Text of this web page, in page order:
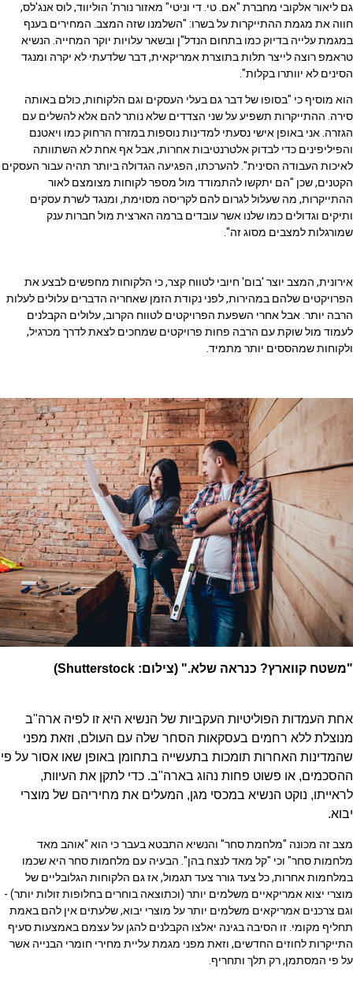
גם ליאור אלקובי מחברת "אם. טי. די וניטי" מאזור נורת' הוליווד, לוס אנג'לס,
חווה את מגמת ההתייקרות על בשרו: "השלמנו שזה המצב. המחירים בענף
במגמת עלייה בדיוק כמו בתחום הנדל"ן ובשאר עלויות יוקר המחייה. הנשיא
טראמפ רוצה לייצר תלות בתוצרת אמריקאית, דבר שלדעתי לא יקרה ומנגד
הסינים לא יוותרו בקלות".
הוא מוסיף כי "בסופו של דבר גם בעלי העסקים וגם הלקוחות, כולם באותה
סירה. ההתייקרות תשפיע על שני הצדדים שלא נותר להם אלא להשלים עם
הגזרה. אני באופן אישי נסעתי למדינות נוספות במזרח הרחוק כמו ויאטנם
והפיליפינים כדי לבדוק אלטרנטיבות אחרות, אבל אף אחת לא השתוותה
לאיכות העבודה הסינית". להערכתו, הפגיעה הגדולה ביותר תהיה עבור העסקים
הקטנים, שכן "הם יתקשו להתמודד מול מספר לקוחות מצומצם לאור
ההתייקרות, מה שעלול לגרום להם לקריסה מסוימת, ומנגד לשרת עסקים
ותיקים וגדולים כמו שלנו אשר עובדים ברמה הארצית מול חברות ענק
שמורגלות למצבים מסוג זה".
אירונית, המצב יוצר 'בום' חיובי לטווח קצר, כי הלקוחות מחפשים לבצע את
הפרויקטים שלהם במהירות, לפני נקודת הזמן שאחריה הדברים עלולים לעלות
הרבה יותר. אבל אחרי השפעת הפרויקטים לטווח הקרוב, עלולים הקבלנים
לעמוד מול שוקת עם הרבה פחות פרויקטים שמחכים לצאת לדרך מכרגיל,
ולקוחות שמהססים יותר מתמיד.
"משטח קווארץ? כנראה שלא." (צילום: Shutterstock)
אחת העמדות הפוליטיות העקביות של הנשיא היא זו לפיה ארה"ב
מנוצלת ללא רחמים בעסקאות הסחר שלה עם העולם, וזאת מפני
שהמדינות האחרות תומכות בתעשייה בתחומן באופן שאו אסור על פי
ההסכמים, או פשוט פחות נהוג בארה"ב. כדי לתקן את העיוות,
לראייתו, נוקט הנשיא במכסי מגן, המעלים את מחיריהם של מוצרי
יבוא.
מצב זה מכונה "מלחמת סחר" והנשיא התבטא בעבר כי הוא "אוהב מאד
מלחמות סחר" וכי "קל מאד לנצח בהן". הבעיה עם מלחמות סחר היא שכמו
במלחמות אחרות, כל צעד גורר צעד תגמול, אז גם הלקוחות הגלובליים של
מוצרי יצוא אמריקאיים משלמים יותר (וכתוצאה בוחרים בחלופות זולות יותר) -
וגם צרכנים אמריקאים משלמים יותר על מוצרי יבוא, שלעתים אין להם באמת
תחליף מקומי. זו הסיבה בגינה יאלצו הקבלנים להגן על עצמם באמצעות סעיף
התייקרות לחוזים החדשים, וזאת מפני מגמת עליית מחירי חומרי הבנייה אשר
על פי המסתמן, רק תלך ותחריף.